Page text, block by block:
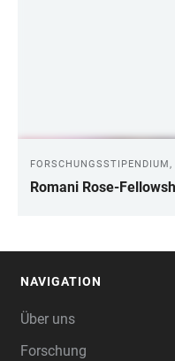
Romani Rose-
NAVIGATION
Über uns
Forschung